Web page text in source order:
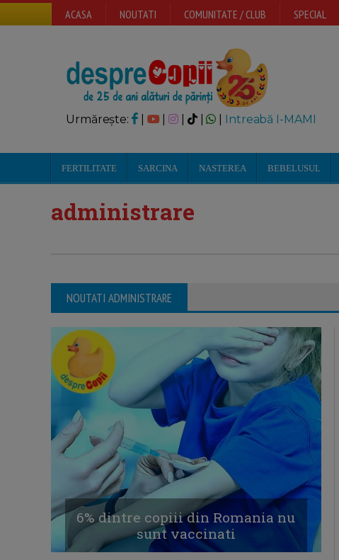
ACASA NOUTATI COMUNITATE / CLUB SPECIAL
Urmărește: | | Intreabă I-MAMI
FERTILITATE SARCINA NASTEREA BEBELUSUL
administrare
NOUTATI ADMINISTRARE
6% dintre copiii din Romania nu
sunt vaccinati